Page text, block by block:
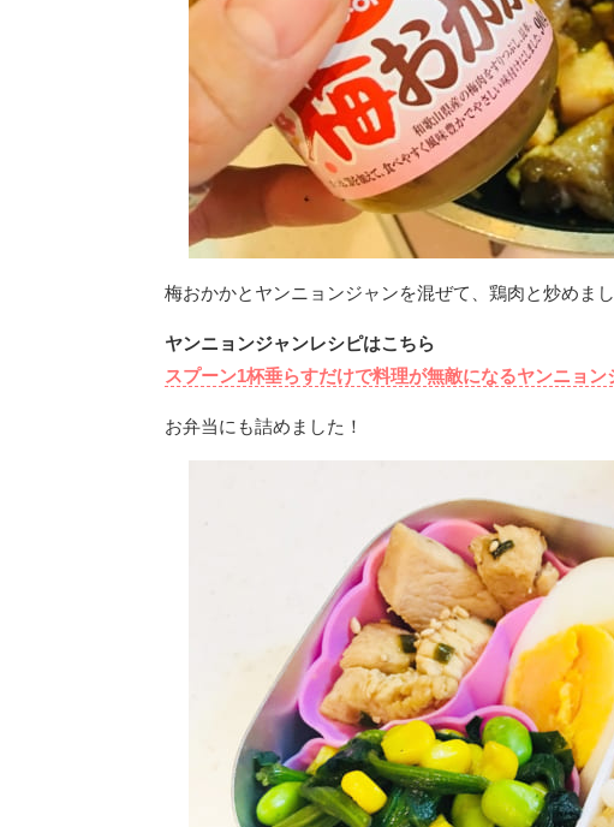
梅おかかとヤンニョンジャンを混ぜて、鶏肉と炒めま
ヤンニョンジャンレシピはこちら
スプーン1杯垂らすだけで料理が無敵になるヤンニョン
お弁当にも詰めました！